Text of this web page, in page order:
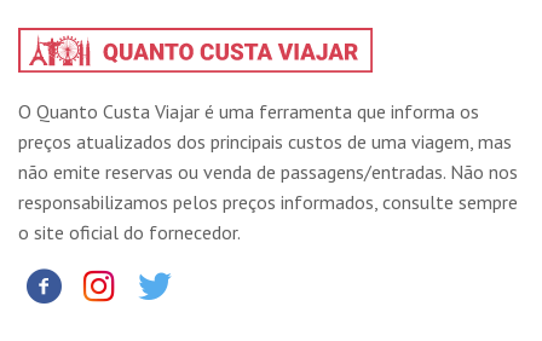
O Quanto Custa Viajar é uma ferramenta que informa os
preços atualizados dos principais custos de uma viagem, mas
não emite reservas ou venda de passagens/entradas. Não nos
responsabilizamos pelos preços informados, consulte sempre
o site oficial do fornecedor.